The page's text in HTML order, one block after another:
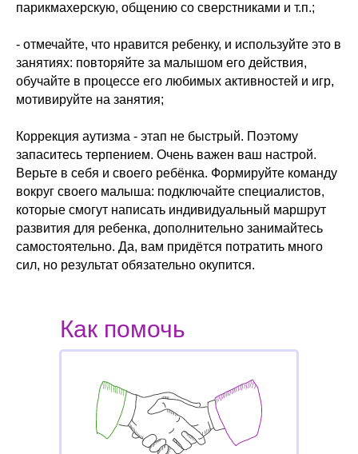
парикмахерскую, общению со сверстниками и т.п.;
- отмечайте, что нравится ребенку, и используйте это в
занятиях: повторяйте за малышом его действия,
обучайте в процессе его любимых активностей и игр,
мотивируйте на занятия;
Коррекция аутизма - этап не быстрый. Поэтому
запаситесь терпением. Очень важен ваш настрой.
Верьте в себя и своего ребёнка. Формируйте команду
вокруг своего малыша: подключайте специалистов,
которые смогут написать индивидуальный маршрут
развития для ребенка, дополнительно занимайтесь
самостоятельно. Да, вам придётся потратить много
сил, но результат обязательно окупится.
Как помочь